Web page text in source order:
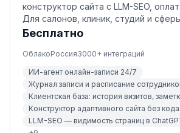
конструктор сайта с LLM-SEO,
Для салонов, клиник, студий и
Бесплатно
ОблакоРоссия3000+ интеграций
ИИ-агент онлайн-записи 24/7
Журнал записи и расписание
Клиентская база: история визитов,
Конструктор адаптивного сайта без кода
LLM-SEO — видимость страниц в